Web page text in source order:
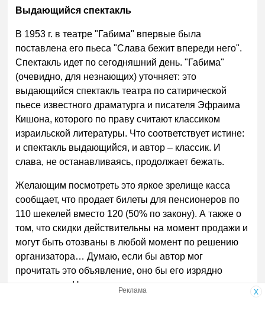
Выдающийся спектакль
В 1953 г. в театре "Габима" впервые была
поставлена его пьеса "Слава бежит впереди него".
Спектакль идет по сегодняшний день. "Габима"
(очевидно, для незнающих) уточняет: это
выдающийся спектакль театра по сатирической
пьесе известного драматурга и писателя Эфраима
Кишона, которого по праву считают классиком
израильской литературы. Что соответствует истине:
и спектакль выдающийся, и автор – классик. И
слава, не останавливаясь, продолжает бежать.
Желающим посмотреть это яркое зрелище касса
сообщает, что продает билеты для пенсионеров по
110 шекелей вместо 120 (50% по закону). А также о
том, что скидки действительны на момент продажи и
могут быть отозваны в любой момент по решению
организатора… Думаю, если бы автор мог
прочитать это объявление, оно бы его изрядно
повеселило. Но ничего не поделаешь – это его
x
Реклама